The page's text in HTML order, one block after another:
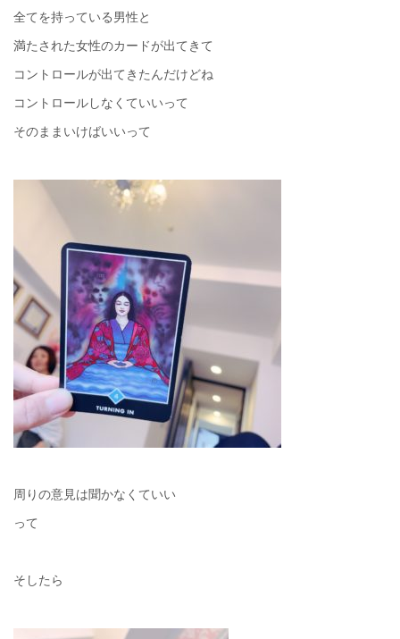
全てを持っている男性と
満たされた女性のカードが出てきて
コントロールが出てきたんだけどね
コントロールしなくていいって
そのままいけばいいって
周りの意見は聞かなくていい
って
そしたら